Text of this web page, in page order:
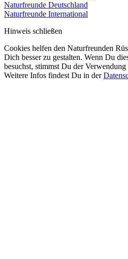
Naturfreunde Deutschland
Naturfreunde International
Hinweis schließen
Cookies helfen den Naturfreunden
Dich besser zu gestalten. Wenn Du
besuchst, stimmst Du der
Weitere Infos findest Du in der